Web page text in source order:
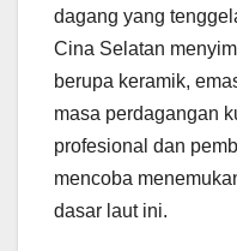
dagang yang
Cina Selatan
berupa keramik,
masa perdagangan
profesional dan
mencoba
dasar laut ini.